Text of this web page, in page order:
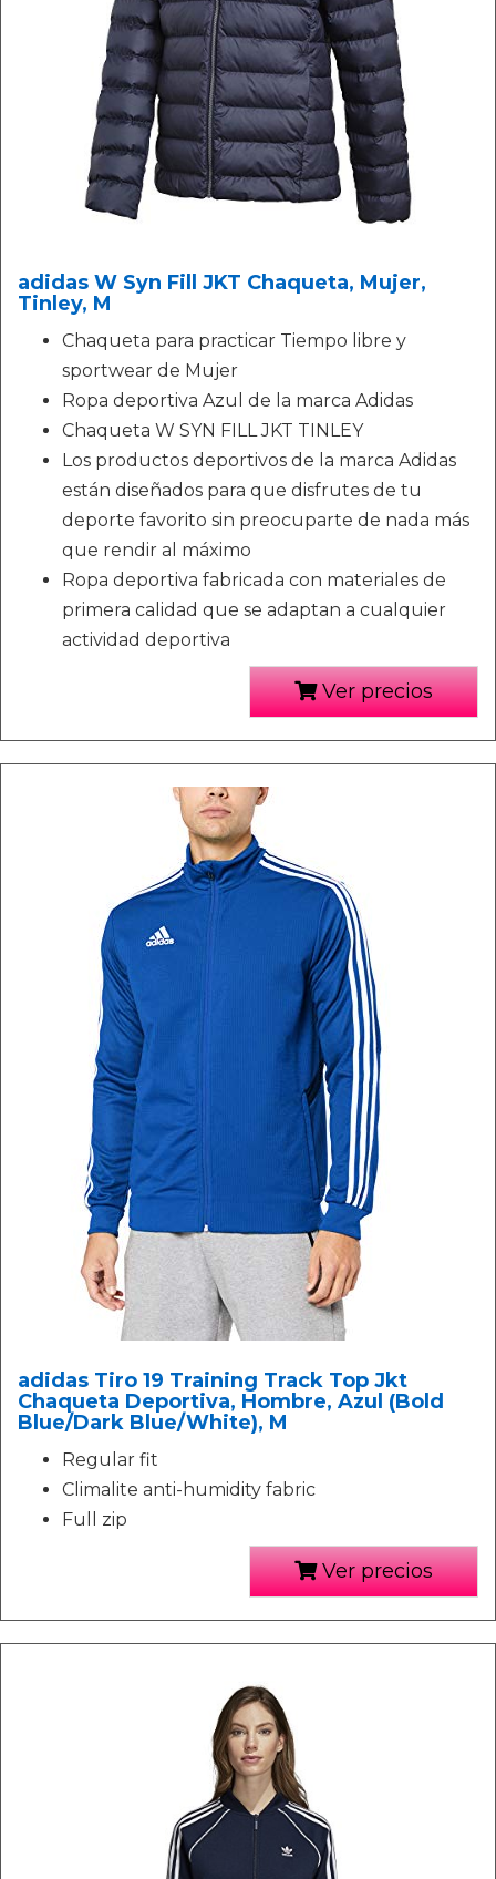
adidas W Syn Fill JKT Chaqueta, Mujer,
Tinley, M
Chaqueta para practicar Tiempo libre y
sportwear de Mujer
Ropa deportiva Azul de la marca Adidas
Chaqueta W SYN FILL JKT TINLEY
Los productos deportivos de la marca Adidas
están diseñados para que disfrutes de tu
deporte favorito sin preocuparte de nada más
que rendir al máximo
Ropa deportiva fabricada con materiales de
primera calidad que se adaptan a cualquier
actividad deportiva
Ver precios
adidas Tiro 19 Training Track Top Jkt
Chaqueta Deportiva, Hombre, Azul (Bold
Blue/Dark Blue/White), M
Regular fit
Climalite anti-humidity fabric
Full zip
Ver precios